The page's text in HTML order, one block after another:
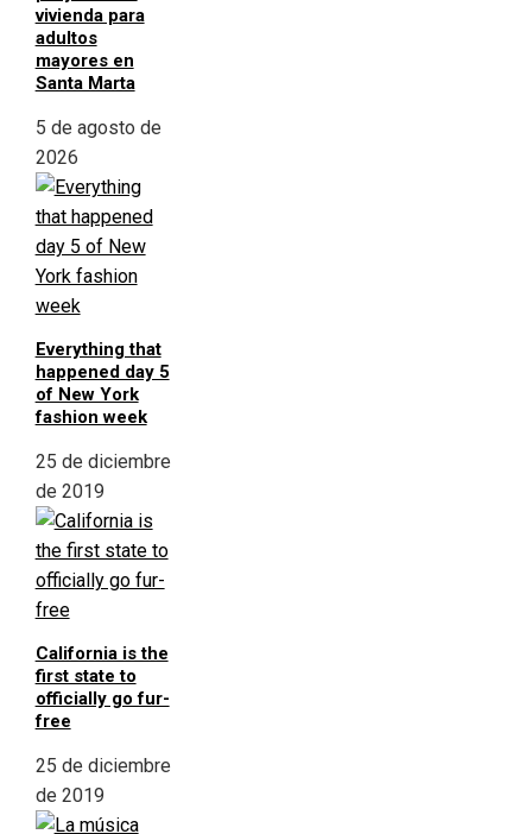
vivienda para
adultos
mayores en
Santa Marta
5 de agosto de
2026
Everything that
happened day 5
of New York
fashion week
25 de diciembre
de 2019
California is the
first state to
officially go fur-
free
25 de diciembre
de 2019